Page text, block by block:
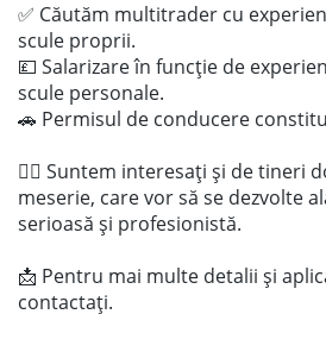
✅ Căutăm multitrader cu
scule proprii.
💷 Salarizare în funcție de
scule personale.
🚗 Permisul de conducere
👷‍♂️ Suntem interesați și de tineri
meserie, care vor să se dezvolte
serioasă și profesionistă.
📩 Pentru mai multe detalii și
contactați.